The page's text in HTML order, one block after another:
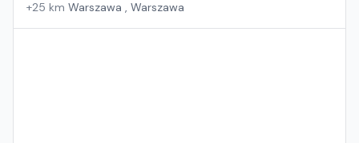
+25 km Warszawa , Warszawa